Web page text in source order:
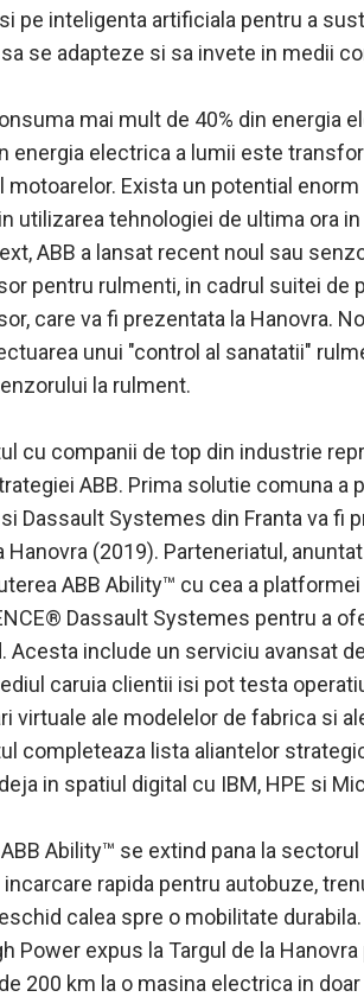
pe inteligenta artificiala pentru a
se adapteze si sa invete in medii
mai mult de 40% din energia
energia electrica a lumii este
motoarelor. Exista un potential
utilizarea tehnologiei de ultima ora
ABB a lansat recent noul sau
pentru rulmenti, in cadrul suitei de
care va fi prezentata la Hanovra.
unui "control al sanatatii"
la rulment.
cu companii de top din industrie
ABB. Prima solutie comuna a
Dassault Systemes din Franta va fi
Hanovra (2019). Parteneriatul,
ABB Ability™ cu cea a
Dassault Systemes pentru a
Acesta include un serviciu avansat
caruia clientii isi pot testa
virtuale ale modelelor de fabrica si
completeaza lista aliantelor
in spatiul digital cu IBM, HPE si
Ability™ se extind pana la
rapida pentru autobuze,
calea spre o mobilitate
Power expus la Targul de la
200 km la o masina electrica in